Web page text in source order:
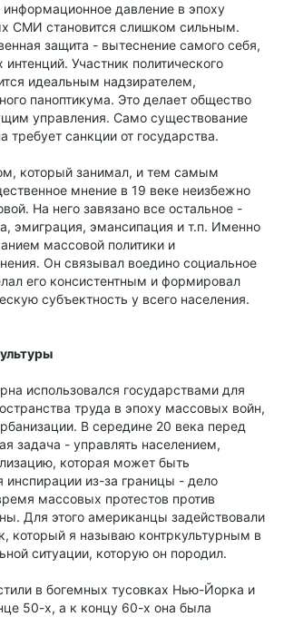
давление в эпоху
СМИ становится слишком сильным.
защита - вытеснение самого себя,
интенций. Участник политического
идеальным надзирателем,
паноптикума. Это делает общество
управления. Само существование
требует санкции от государства.
который занимал, и тем самым
мнение в 19 веке неизбежно
На него завязано все остальное -
эмиграция, эмансипация и т.п. Именно
массовой политики и
Он связывал воедино социальное
его консистентным и формировал
субъектность у всего населения.
использовался государствами для
труда в эпоху массовых войн,
В середине 20 века перед
задача - управлять населением,
которая может быть
инспирации из-за границы - дело
массовых протестов против
Для этого американцы задействовали
который я называю контркультурным в
ситуации, которую он породил.
в богемных тусовках Нью-Йорка и
50-х, а к концу 60-х она была